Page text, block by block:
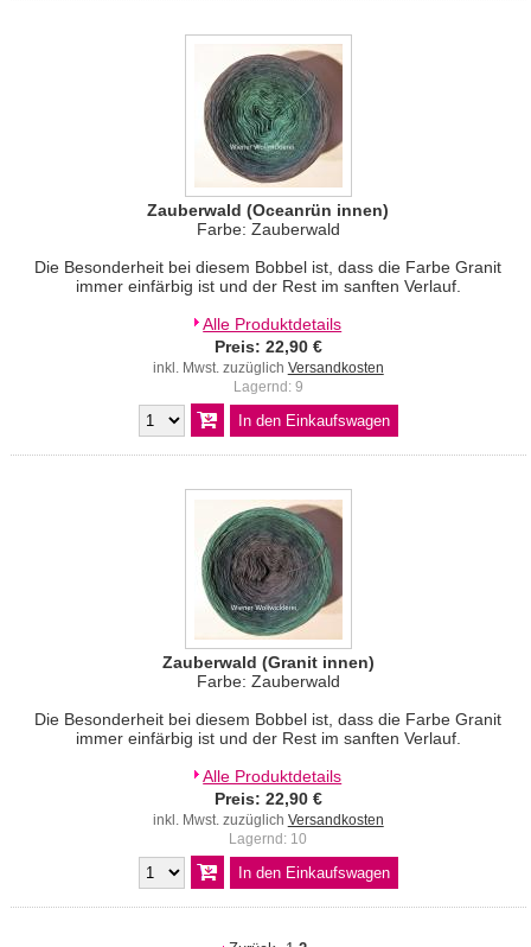
Zauberwald (Oceanrün innen)
Farbe: Zauberwald
Die Besonderheit bei diesem Bobbel ist, dass die Farbe Granit
immer einfärbig ist und der Rest im sanften Verlauf.
Alle Produktdetails
Preis: 22,90 €
inkl. Mwst. zuzüglich Versandkosten
Lagernd: 9
Zauberwald (Granit innen)
Farbe: Zauberwald
Die Besonderheit bei diesem Bobbel ist, dass die Farbe Granit
immer einfärbig ist und der Rest im sanften Verlauf.
Alle Produktdetails
Preis: 22,90 €
inkl. Mwst. zuzüglich Versandkosten
Lagernd: 10